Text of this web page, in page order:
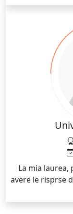
Durante il
la possibilità di
dall'inglese,
l'italiano,
all'altra nel
delle
partenza e di
cui quelle
dialetti sono
La mia
avere le risprse
lezione di
"Infantil", e